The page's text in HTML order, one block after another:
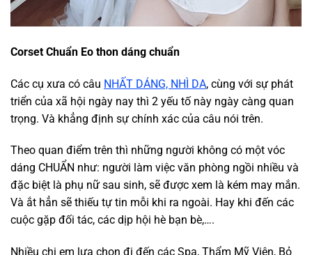
Corset Chuẩn Eo thon dáng chuẩn
Các cụ xưa có câu NHẤT DÁNG, NHÌ DA, cùng với sự phát
triển của xã hội ngày nay thì 2 yếu tố này ngày càng quan
trọng. Và khẳng định sự chính xác của câu nói trên.
Theo quan điểm trên thì những người không có một vóc
dáng CHUẨN như: người làm việc văn phòng ngồi nhiều và
đặc biệt là phụ nữ sau sinh, sẽ được xem là kém may mắn.
Và ắt hẳn sẽ thiếu tự tin mỗi khi ra ngoài. Hay khi đến các
cuộc gặp đối tác, các dịp hội hè bạn bè,….
Nhiều chị em lựa chọn đi đến các Spa, Thẩm Mỹ Viện, Bỏ